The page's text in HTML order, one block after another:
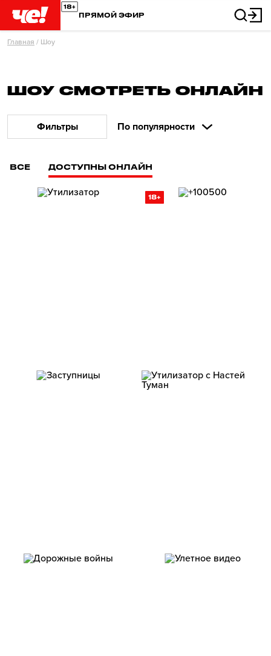
ПРЯМОЙ ЭФИР
Главная / Шоу
ШОУ СМОТРЕТЬ ОНЛАЙН
Фильтры По популярности
ВСЕ ДОСТУПНЫ ОНЛАЙН
18+